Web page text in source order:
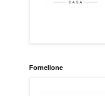
Fornellone